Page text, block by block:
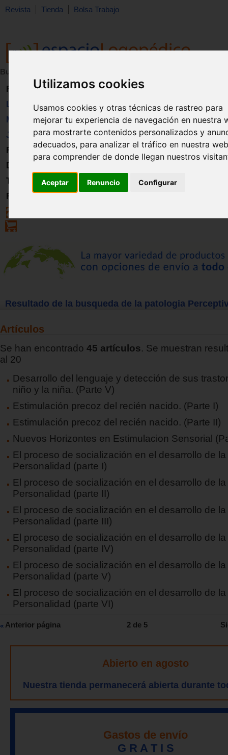
Utilizamos cookies
Usamos cookies y otras técnicas de rastreo para
mejorar tu experiencia de navegación en nuestra
para mostrarte contenidos personalizados y
adecuados, para analizar el tráfico en nuestra
para comprender de donde llegan nuestros
Aceptar Renuncio Configurar
Revista Tienda Bolsa Trabajo
Buscar:
Revista
Libros
Material
Juguetes
Formación
Directorio
Trabajo
Registro
Resultado de la busqueda de la patologia
Artículos
Se han encontrado 45 artículos. Se muestran
al 20
Desarrollo del lenguaje y detección de sus
niño y la niña. (Parte V)
Estimulación precoz del recién nacido. (Parte I)
Estimulación precoz del recién nacido. (Parte II)
Nuevos Horizontes en Estimulacion Sensorial
El proceso de socialización en el desarrollo de la
Personalidad (parte I)
El proceso de socialización en el desarrollo de la
Personalidad (parte II)
El proceso de socialización en el desarrollo de la
Personalidad (parte III)
El proceso de socialización en el desarrollo de la
Personalidad (parte IV)
El proceso de socialización en el desarrollo de la
Personalidad (parte V)
El proceso de socialización en el desarrollo de la
Personalidad (parte VI)
Anterior página 2 de 5
Abierto en agosto
Nuestra tienda permanecerá abierta durante
Gastos de envío
G R A T I S